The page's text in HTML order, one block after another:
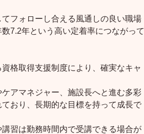
てフォローし合える風通しの良い職場
7.2年という高い定着率につながって
資格取得支援制度により、確実なキャ
ケアマネジャー、施設長へと進む多彩
おり、長期的な目標を持って成長で
講習は勤務時間内で受講できる場合が